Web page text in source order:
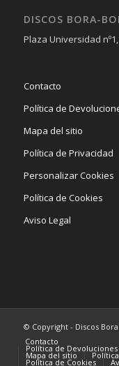
DISCOS BORA-
Plaza Universidad
Contacto
Política de
Mapa del sitio
Política de Privacidad
Personalizar Cookies
Política de Cookies
Aviso Legal
© Copyright - Discos
Contacto
Política de
Mapa del sitio
Política de Cookies